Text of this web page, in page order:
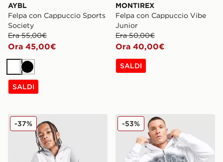
AYBL
Felpa con Cappuccio Sports
Society
Era 55,00€
Ora 45,00€
Bianco
Nero
SALDI
MONTIREX
Felpa con Cappuccio Vibe
Junior
Era 50,00€
Ora 40,00€
SALDI
Nike Felpa 1/2 Zip Performance Junior
-37% Hoodrich Felpa con
-53%